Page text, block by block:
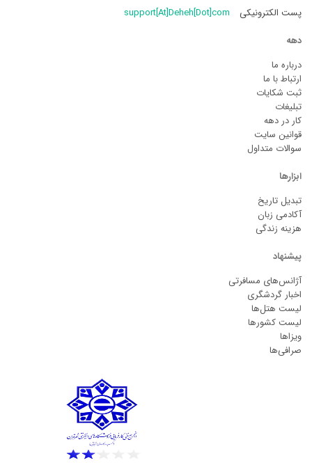
پست الکترونیکی
support[At]Deheh[Dot]com
دهه
درباره ما
ارتباط با ما
ثبت شکایات
تبلیغات
کار در دهه
قوانین سایت
سوالات متداول
ابزارها
تبدیل تاریخ
آکادمی زبان
هزینه زندگی
پیشنهاد
آژانس‌های مسافرتی
اخبار گردشگری
لیست هتل‌ها
لیست کشورها
ویزاها
صرافی‌ها